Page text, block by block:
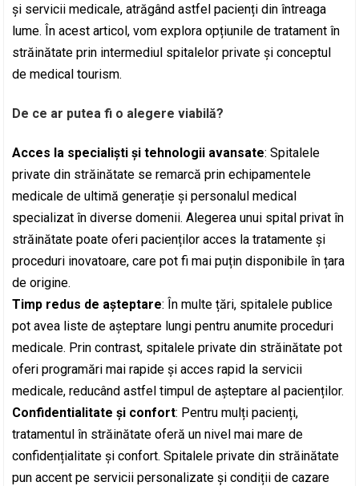
și servicii medicale, atrăgând astfel pacienți din întreaga
lume. În acest articol, vom explora opțiunile de tratament în
străinătate prin intermediul spitalelor private și conceptul
de medical tourism.
De ce ar putea fi o alegere viabilă?
Acces la specialiști și tehnologii avansate: Spitalele
private din străinătate se remarcă prin echipamentele
medicale de ultimă generație și personalul medical
specializat în diverse domenii. Alegerea unui spital privat în
străinătate poate oferi pacienților acces la tratamente și
proceduri inovatoare, care pot fi mai puțin disponibile în țara
de origine.
Timp redus de așteptare: În multe țări, spitalele publice
pot avea liste de așteptare lungi pentru anumite proceduri
medicale. Prin contrast, spitalele private din străinătate pot
oferi programări mai rapide și acces rapid la servicii
medicale, reducând astfel timpul de așteptare al pacienților.
Confidentialitate și confort: Pentru mulți pacienți,
tratamentul în străinătate oferă un nivel mai mare de
confidențialitate și confort. Spitalele private din străinătate
pun accent pe servicii personalizate și condiții de cazare